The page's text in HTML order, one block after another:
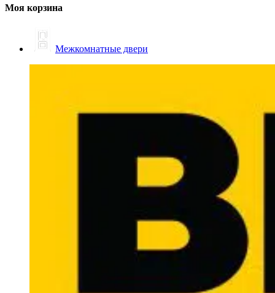
Моя корзина
Межкомнатные двери